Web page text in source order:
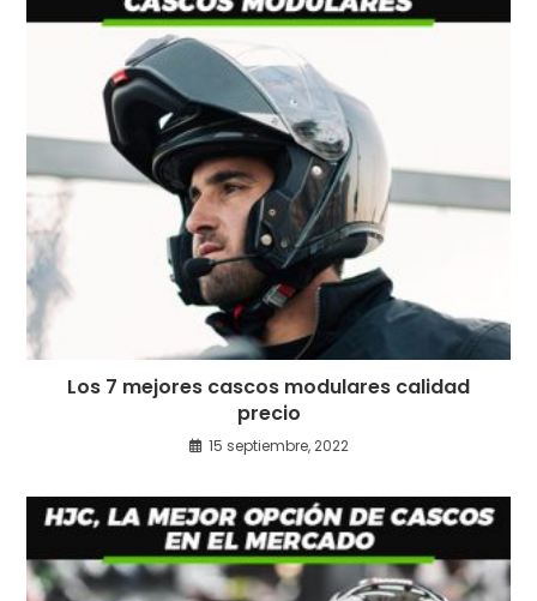
Los 7 mejores cascos modulares calidad
precio
15 septiembre, 2022